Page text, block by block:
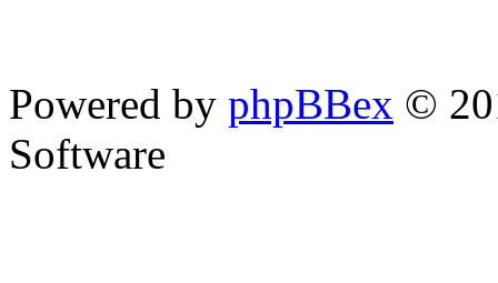
Powered by phpBBex ©
Software